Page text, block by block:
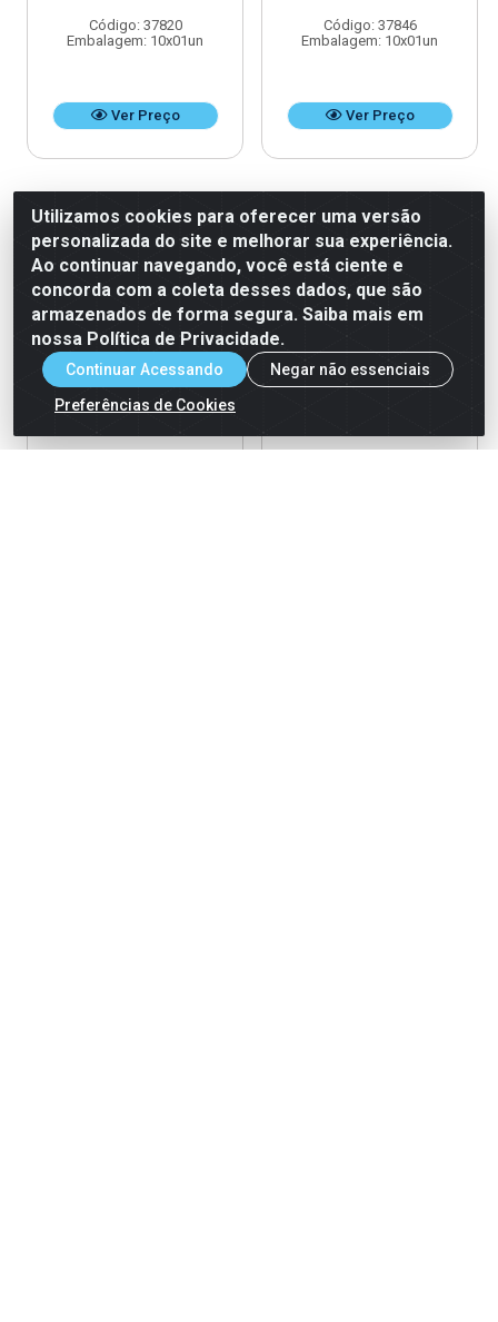
Código: 37820
Embalagem: 10x01un
Ver Preço
Código: 37846
Embalagem: 10x01un
Ver Preço
Utilizamos cookies para oferecer uma versão
personalizada do site e melhorar sua experiência.
Ao continuar navegando, você está ciente e
concorda com a coleta desses dados, que são
armazenados de forma segura. Saiba mais em
nossa Política de Privacidade.
Continuar Acessando
Negar não essenciais
Preferências de Cookies